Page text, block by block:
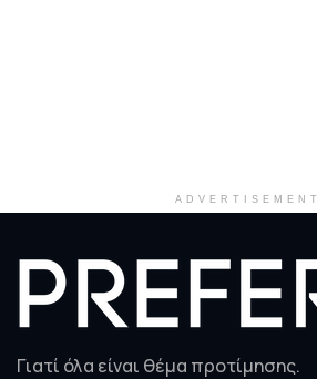
ADVERTISEMENT
Γιατί όλα είναι θέμα προτίμησης.